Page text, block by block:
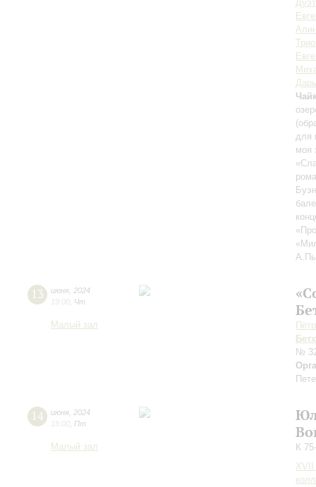
для
моя
13 июня 2024
19:00 Чт
Малый зал
№
14 июня 2024
19:00 Пт
Малый зал
К